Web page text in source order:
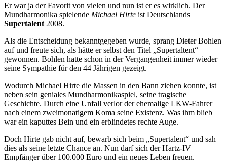
Er war ja der Favorit von vielen und nun ist er es wirklich. Der
Mundharmonika spielende Michael Hirte ist Deutschlands
Supertalent 2008.
Als die Entscheidung bekanntgegeben wurde, sprang Dieter Bohlen
auf und freute sich, als hätte er selbst den Titel „Supertaltent“
gewonnen. Bohlen hatte schon in der Vergangenheit immer wieder
seine Sympathie für den 44 Jährigen gezeigt.
Wodurch Michael Hirte die Massen in den Bann ziehen konnte, ist
neben sein geniales Mundharmonikaspiel, seine tragische
Geschichte. Durch eine Unfall verlor der ehemalige LKW-Fahrer
nach einem zweimonatigem Koma seine Existenz. Was ihm blieb
war ein kaputtes Bein und ein erblindetes rechte Auge.
Doch Hirte gab nicht auf, bewarb sich beim „Supertalent“ und sah
dies als seine letzte Chance an. Nun darf sich der Hartz-IV
Empfänger über 100.000 Euro und ein neues Leben freuen.